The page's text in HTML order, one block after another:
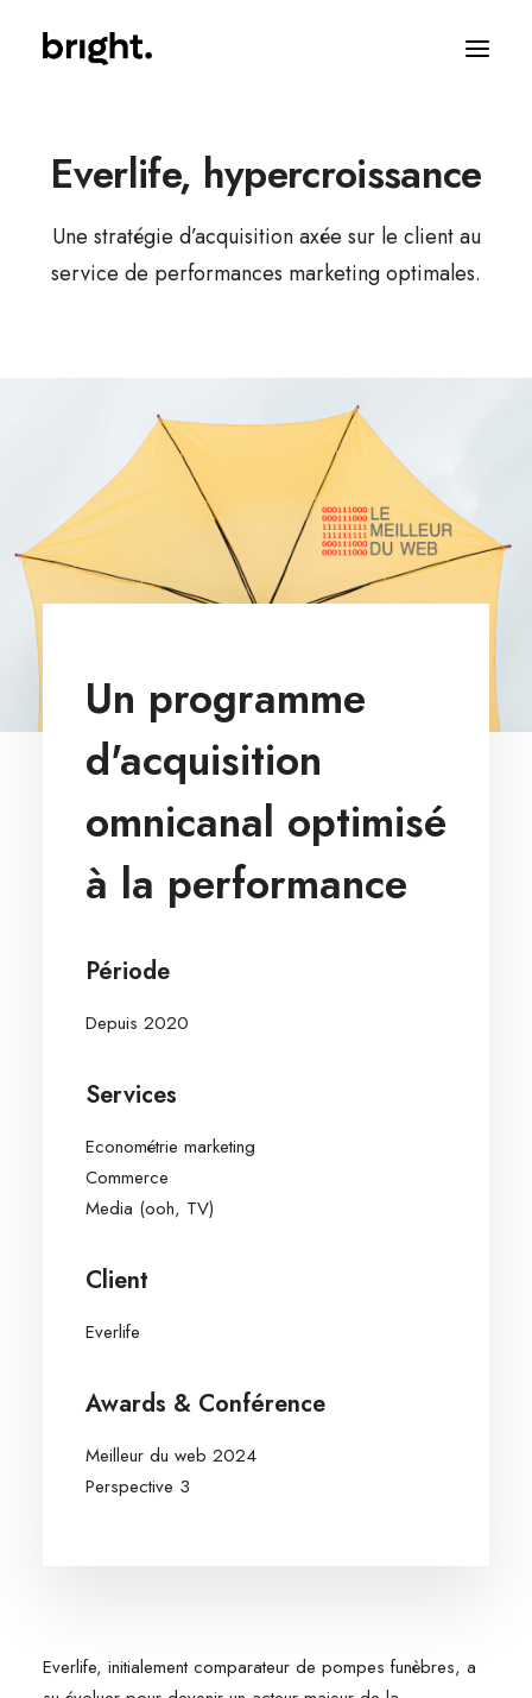
Everlife, hypercroissance
Une stratégie d’acquisition axée sur le client au
service de performances marketing optimales.
Un programme
d'acquisition
omnicanal optimisé
à la performance
Période
Depuis 2020
Services
Econométrie marketing
Commerce
Media (ooh, TV)
Client
Everlife
Awards & Conférence
Meilleur du web 2024
Perspective 3
Everlife, initialement comparateur de pompes funèbres, a